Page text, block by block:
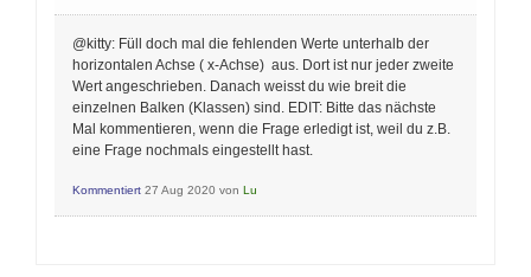
@kitty: Füll doch mal die fehlenden Werte unterhalb der
horizontalen Achse ( x-Achse) aus. Dort ist nur jeder zweite
Wert angeschrieben. Danach weisst du wie breit die
einzelnen Balken (Klassen) sind. EDIT: Bitte das nächste
Mal kommentieren, wenn die Frage erledigt ist, weil du z.B.
eine Frage nochmals eingestellt hast.
Kommentiert 27 Aug 2020 von Lu